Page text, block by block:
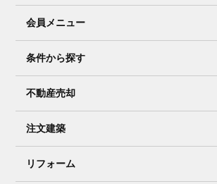
会員メニュー
条件から探す
不動産売却
注文建築
リフォーム